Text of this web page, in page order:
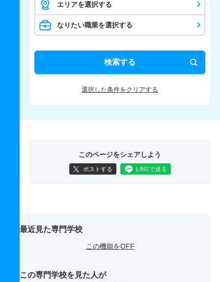
エリアを選択する
なりたい職業を選択する
検索する
選択した条件をクリアする
このページをシェアしよう
ポストする LINEで送る
最近見た専門学校
この機能をOFF
この専門学校を見た人が